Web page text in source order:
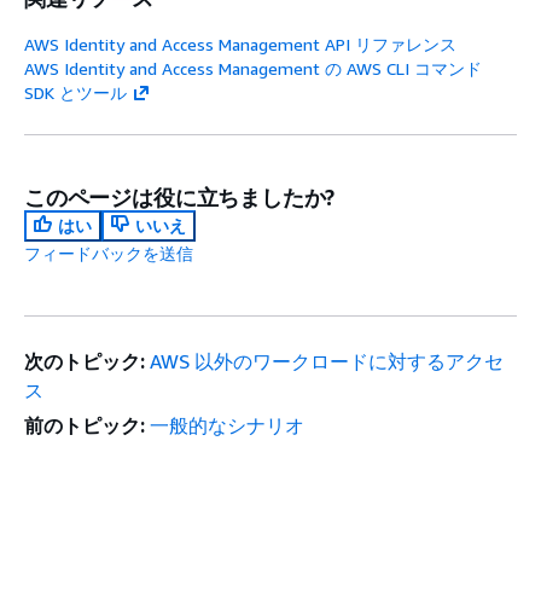
AWS Identity and Access Management API リファレンス
AWS Identity and Access Management の AWS CLI コマンド
SDK とツール
このページは役に立ちましたか?
はい
いいえ
フィードバックを送信
次のトピック: AWS 以外のワークロードに対するアクセ
ス
前のトピック: 一般的なシナリオ